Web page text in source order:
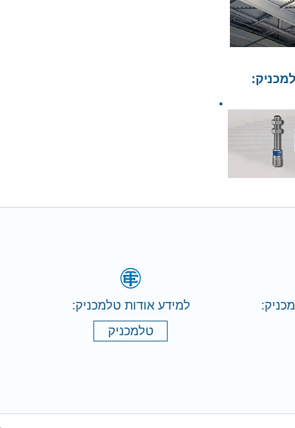
למידע אודות טלמכניק:
טלמכניק